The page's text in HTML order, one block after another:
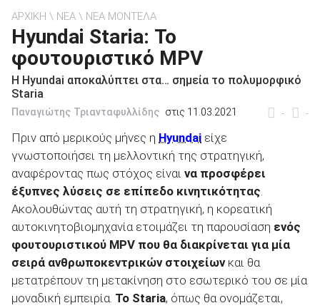
ΑΝΑΖΗΤΗΣΗ
Μεταχειρισμένα
ΑΝΑΖΗΤΗΣΗ
Επιχειρήσεις
ΑΡΧΙΚΗ ΝΕΑ ΝΕΑ ΜΟΝΤΕΛΑ
Hyundai Staria: Το
φουτουριστικό MPV
Η Hyundai αποκαλύπτει στα… σημεία το πολυμορφικό
Staria
- -
Παναγιώτης Τριανταφυλλίδης στις 11.03.2021
Πριν από μερικούς μήνες η Hyundai είχε
γνωστοποιήσει τη μελλοντική της στρατηγική,
αναφέροντας πως στόχος είναι να προσφέρει
έξυπνες λύσεις σε επίπεδο κινητικότητας.
Ακολουθώντας αυτή τη στρατηγική, η κορεατική
αυτοκινητοβιομηχανία ετοιμάζει τη παρουσίαση ενός
φουτουριστικού MPV που θα διακρίνεται για μία
σειρά ανθρωποκεντρικών στοιχείωνκαι θα
μετατρέπουν τη μετακίνηση στο εσωτερικό του σε μία
μοναδική εμπειρία. Το Staria, όπως θα ονομάζεται,